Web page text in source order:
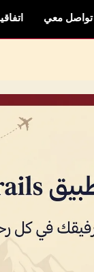
تواصل معي